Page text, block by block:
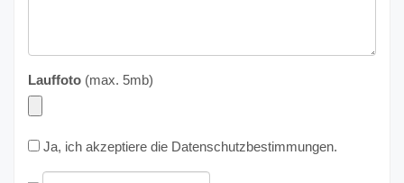
Lauffoto (max. 5mb)
Ja, ich akzeptiere die Datenschutzbestimmungen.